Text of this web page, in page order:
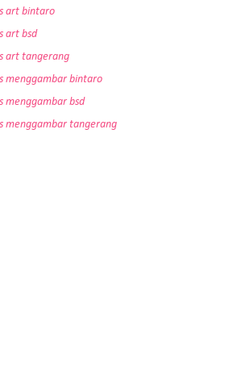
art bintaro
art bsd
art tangerang
menggambar bintaro
menggambar bsd
menggambar tangerang